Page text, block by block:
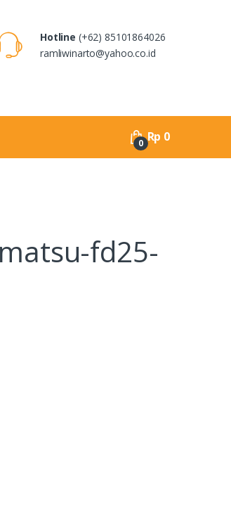
Hotline (+62) 85101864026
ramliwinarto@yahoo.co.id
0 Rp 0
fd25-